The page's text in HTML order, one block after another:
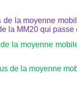
la moyenne
la MM20 qui passe
la moyenne
de la moyenne